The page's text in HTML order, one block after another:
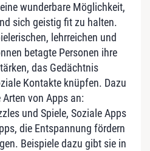
wunderbare Möglichkeit,
sich geistig fit zu halten.
lehrreichen und
betagte Personen ihre
das Gedächtnis
Kontakte knüpfen. Dazu
von Apps an:
und Spiele, Soziale Apps
die Entspannung fördern
Beispiele dazu gibt sie in